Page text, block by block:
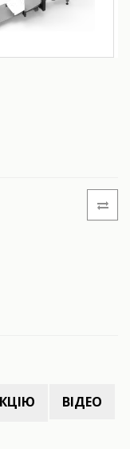
ВІДЕО